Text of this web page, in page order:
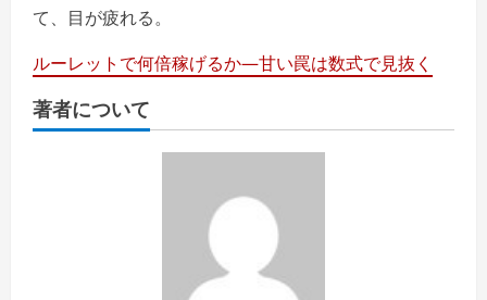
て、目が疲れる。
ルーレットで何倍稼げるか—甘い罠は数式で見抜く
著者について